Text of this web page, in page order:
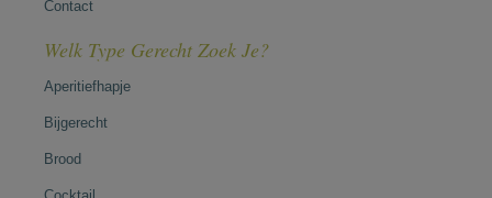
Contact
Welk Type Gerecht Zoek Je?
Aperitiefhapje
Bijgerecht
Brood